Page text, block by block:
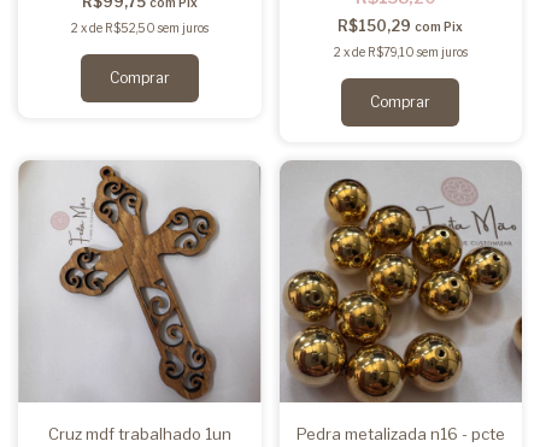
2 xde R$52,50 sem juros R$150,29com Pix
2 xde R$79,10 sem juros
Cruz mdf trabalhado 1un
Pedra metalizada n16 - pcte